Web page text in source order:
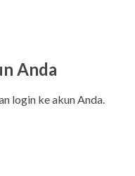
Anda
login ke akun Anda.